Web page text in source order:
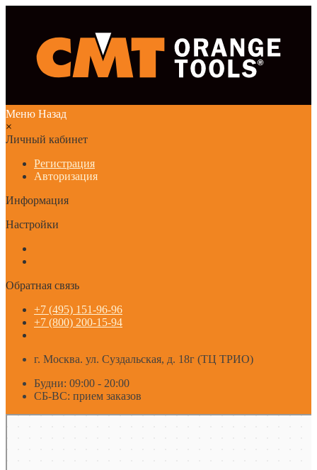
Меню Назад
×
Личный кабинет
Регистрация
Авторизация
Информация
Настройки
Обратная связь
+7 (495) 151-96-96
+7 (800) 200-15-94
г. Москва. ул. Суздальская, д. 18г (ТЦ ТРИО)
Будни: 09:00 - 20:00
СБ-ВС: прием заказов